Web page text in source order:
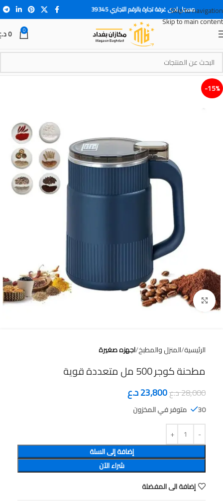
Skip to navigation
Skip to main content
مسجل لدى غرفة تجارة بالرقم التجاري 39345
0
0
15%-
Click to enlarge
الرئيسية المنزل والمطبخ اجهزه صغيرة
مطحنة كوجر 500 مل متعددة قوية
28,000د.ع23,800د.ع
30 متوفر في المخزون
إضافة إلى السلة
شراء الآن
إضافة الى المفضلة